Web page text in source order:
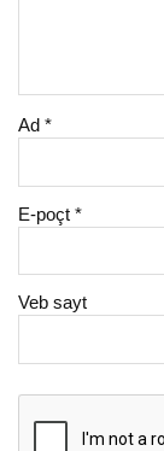
Ad*
E-poçt*
Veb sayt